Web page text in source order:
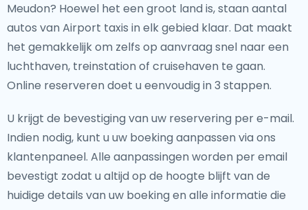
Meudon? Hoewel het een groot land is, staan aantal
autos van Airport taxis in elk gebied klaar. Dat maakt
het gemakkelijk om zelfs op aanvraag snel naar een
luchthaven, treinstation of cruisehaven te gaan.
Online reserveren doet u eenvoudig in 3 stappen.
U krijgt de bevestiging van uw reservering per e-mail.
Indien nodig, kunt u uw boeking aanpassen via ons
klantenpaneel. Alle aanpassingen worden per email
bevestigt zodat u altijd op de hoogte blijft van de
huidige details van uw boeking en alle informatie die